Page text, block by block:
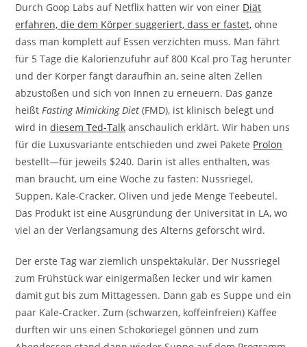
Durch Goop Labs auf Netflix hatten wir von einer Diät
erfahren, die dem Körper suggeriert, dass er fastet, ohne
dass man komplett auf Essen verzichten muss. Man fährt
für 5 Tage die Kalorienzufuhr auf 800 Kcal pro Tag herunter
und der Körper fängt daraufhin an, seine alten Zellen
abzustoßen und sich von Innen zu erneuern. Das ganze
heißtFasting Mimicking Diet (FMD), ist klinisch belegt und
wird indiesem Ted-Talk anschaulich erklärt. Wir haben uns
für die Luxusvariante entschieden und zwei Pakete Prolon
bestellt—für jeweils $240. Darin ist alles enthalten, was
man braucht, um eine Woche zu fasten: Nussriegel,
Suppen, Kale-Cracker, Oliven und jede Menge Teebeutel.
Das Produkt ist eine Ausgründung der Universität in LA, wo
viel an der Verlangsamung des Alterns geforscht wird.
Der erste Tag war ziemlich unspektakulär. Der Nussriegel
zum Frühstück war einigermaßen lecker und wir kamen
damit gut bis zum Mittagessen. Dann gab es Suppe und ein
paar Kale-Cracker. Zum (schwarzen, koffeinfreien) Kaffee
durften wir uns einen Schokoriegel gönnen und zum